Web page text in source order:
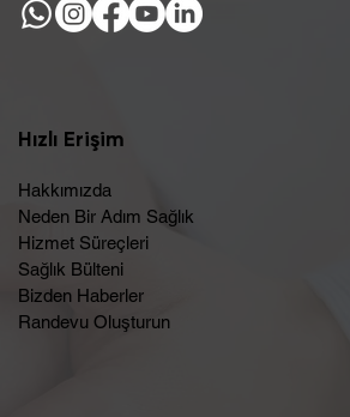
Hızlı Erişim
Hakkımızda
Neden Bir Adım Sağlık
Hizmet Süreçleri
Sağlık Bülteni
Bizden Haberler
Randevu Oluşturun​